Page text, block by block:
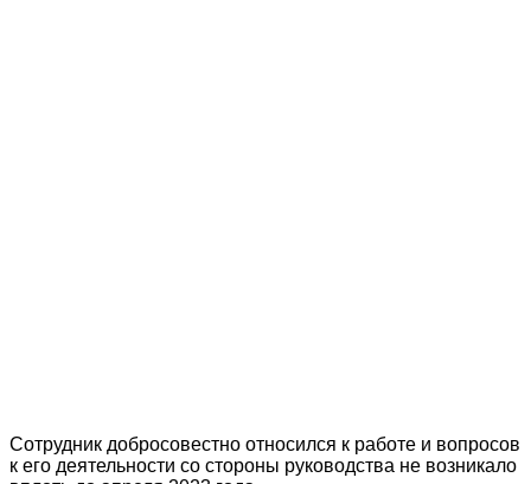
Сотрудник добросовестно относился к работе и вопросов
к его деятельности со стороны руководства не возникало